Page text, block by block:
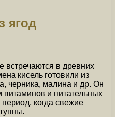
ягод
встречаются в древних
кисель готовили из
черника, малина и др. Он
и питательных
когда свежие